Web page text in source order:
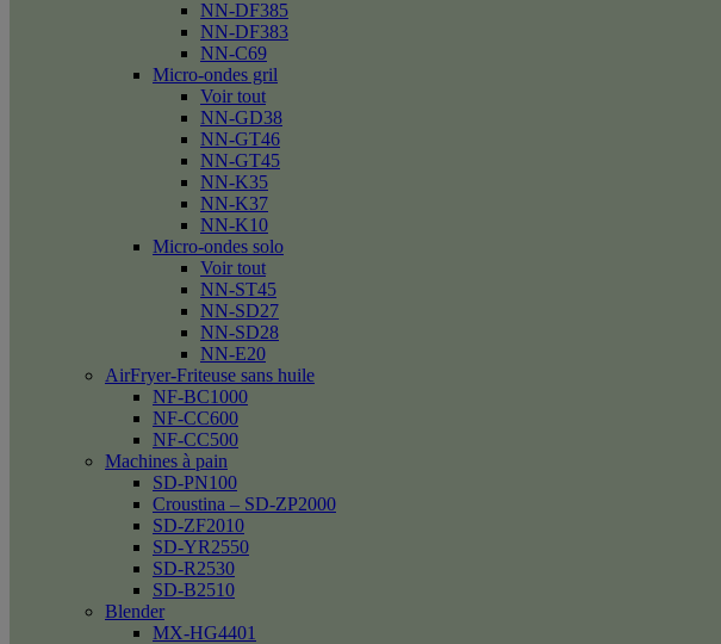
NN-DF385
NN-DF383
NN-C69
Micro-ondes gril
Voir tout
NN-GD38
NN-GT46
NN-GT45
NN-K35
NN-K37
NN-K10
Micro-ondes solo
Voir tout
NN-ST45
NN-SD27
NN-SD28
NN-E20
AirFryer-Friteuse sans huile
NF-BC1000
NF-CC600
NF-CC500
Machines à pain
SD-PN100
Croustina – SD-ZP2000
SD-ZF2010
SD-YR2550
SD-R2530
SD-B2510
Blender
MX-HG4401